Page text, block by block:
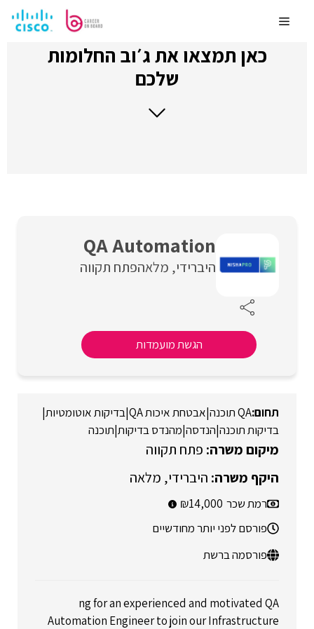
לתוכןMenu
כאן תמצאו את ג׳וב החלומות
שלכם
QA Automation
היברידי מלאהפתח תקווה
הגשת מועמדות
QA תוכנה |אבטחת איכות QA |בדיקות אוטומטיות|
בדיקות תוכנה|הנדסה|מהנדס בדיקות|תוכנה
פתח תקווה
היברידי מלאה
רמת שכר 14,000
פורסם לפני יותר מחודשיים
פורסמה ברשת
ng for an experienced and motivated QA
Automation Engineer to join our Infrastructure